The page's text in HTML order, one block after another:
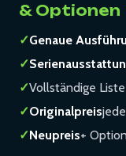
& Optionen
✓Genaue
✓
✓Vollständige
✓Originalpreis
✓Neupreis+